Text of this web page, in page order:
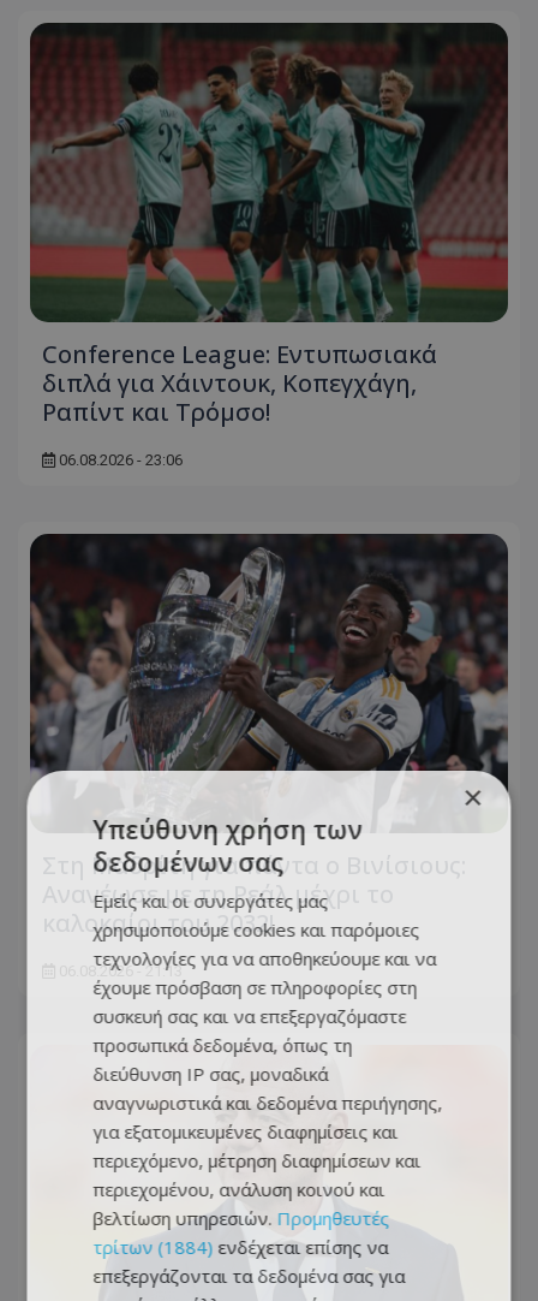
Conference League: Εντυπωσιακά
διπλά για Χάιντουκ, Κοπεγχάγη,
Ραπίντ και Τρόμσο!
06.08.2026 - 23:06
Στη Μαδρίτη για πάντα ο Βινίσιους:
Ανανέωσε με τη Ρεάλ μέχρι το
καλοκαίρι του 2032!
06.08.2026 - 21:13
×
Υπεύθυνη χρήση των
δεδομένων σας
Εμείς και οι συνεργάτες μας
χρησιμοποιούμε cookies και παρόμοιες
τεχνολογίες για να αποθηκεύουμε και να
έχουμε πρόσβαση σε πληροφορίες στη
συσκευή σας και να επεξεργαζόμαστε
προσωπικά δεδομένα, όπως τη
διεύθυνση IP σας, μοναδικά
αναγνωριστικά και δεδομένα περιήγησης,
για εξατομικευμένες διαφημίσεις και
περιεχόμενο, μέτρηση διαφημίσεων και
περιεχομένου, ανάλυση κοινού και
βελτίωση υπηρεσιών. Προμηθευτές
τρίτων (1884) ενδέχεται επίσης να
επεξεργάζονται τα δεδομένα σας για